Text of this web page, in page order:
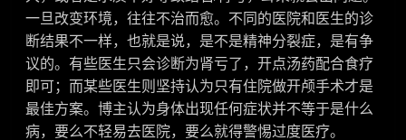
一旦改变环境，往往不治而愈。不同的医院和医生的诊
断结果不一样，也就是说，是不是精神分裂症，是有争
议的。有些医生只会诊断为肾亏了，开点汤药配合食疗
即可；而某些医生则坚持认为只有住院做开颅手术才是
最佳方案。博主认为身体出现任何症状并不等于是什么
病，要么不轻易去医院，要么就得警惕过度医疗。